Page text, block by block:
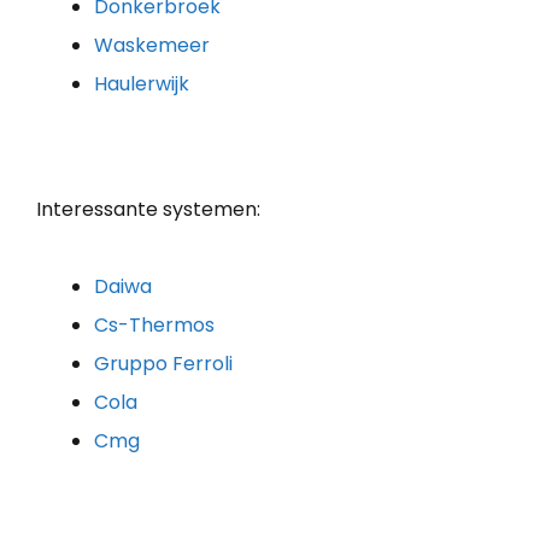
Donkerbroek
Waskemeer
Haulerwijk
Interessante systemen:
Daiwa
Cs-Thermos
Gruppo Ferroli
Cola
Cmg